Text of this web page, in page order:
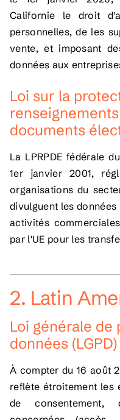
Californie le droit
personnelles, de les
vente, et imposant
données aux
Loi sur la
documents
La LPRPDE fédérale
1er janvier 2001,
organisations du
divulguent les
activités
par l'UE pour les
2. Latin
Loi générale
données
À compter du 16 août
reflète étroitement les
de